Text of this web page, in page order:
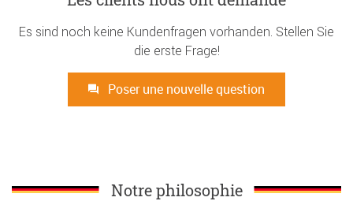
Es sind noch keine Kundenfragen vorhanden. Stellen Sie
die erste Frage!
Poser une nouvelle question
Notre philosophie